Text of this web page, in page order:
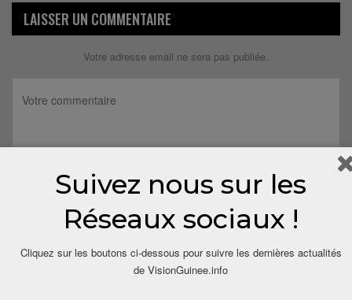
LAISSER UN COMMENTAIRE
Votre adresse email ne sera pas publiée.
Suivez nous sur les
Réseaux sociaux !
Cliquez sur les boutons ci-dessous pour suivre les dernières actualités
de VisionGuinee.info